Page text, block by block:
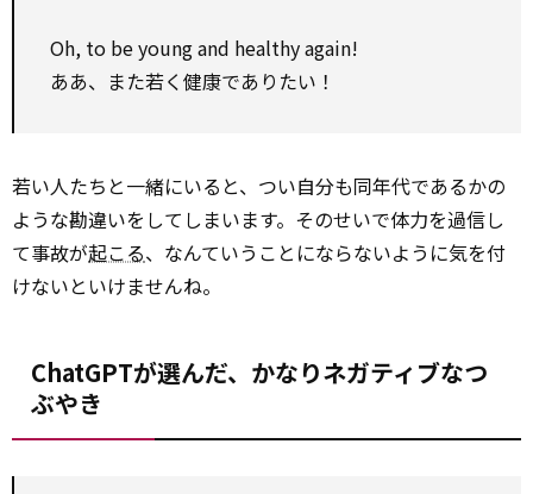
Oh, to be young and healthy again!
ああ、また若く健康でありたい！
若い人たちと一緒にいると、つい自分も同年代であるかの
ような勘違いをしてしまいます。そのせいで体力を過信し
て事故が起こる、なんていうことにならないように気を付
けないといけませんね。
ChatGPTが選んだ、かなりネガティブなつ
ぶやき